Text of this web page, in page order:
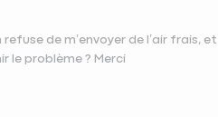
de m’envoyer de l’air frais,
le problème ? Merci